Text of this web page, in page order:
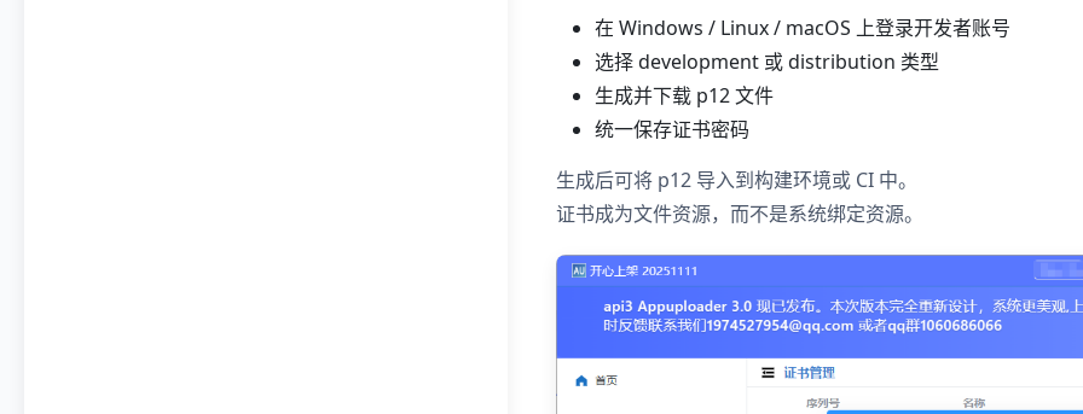
在 Windows / Linux / macOS 上登录开发者账号
选择 development 或 distribution 类型
生成并下载 p12 文件
统一保存证书密码
生成后可将 p12 导入到构建环境或 CI 中。
证书成为文件资源，而不是系统绑定资源。